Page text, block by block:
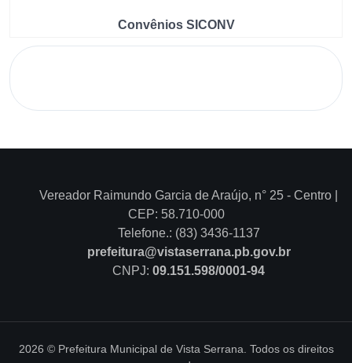
Convênios SICONV
Vereador Raimundo Garcia de Araújo, n° 25 - Centro |
CEP: 58.710-000
Telefone.: (83) 3436-1137
prefeitura@vistaserrana.pb.gov.br
CNPJ: 09.151.598/0001-94
2026 © Prefeitura Municipal de Vista Serrana. Todos os direitos